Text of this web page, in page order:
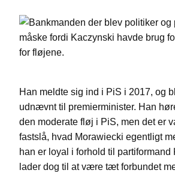
Han meldte sig ind i PiS i 2017, og
udnævnt til premierminister. Han
den moderate fløj i PiS, men det er
fastslå, hvad Morawiecki egentligt
han er loyal i forhold til partiformand
lader dog til at være tæt forbundet